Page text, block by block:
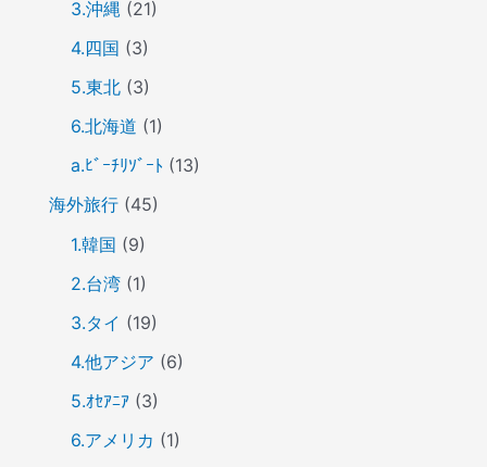
3.沖縄(21)
4.四国 (3)
5.東北(3)
6.北海道 (1)
a.ﾋﾞｰﾁﾘｿﾞｰﾄ (13)
海外旅行(45)
1.韓国 (9)
2.台湾(1)
3.タイ (19)
4.他アジア (6)
5.ｵｾｱﾆｱ(3)
6.アメリカ (1)